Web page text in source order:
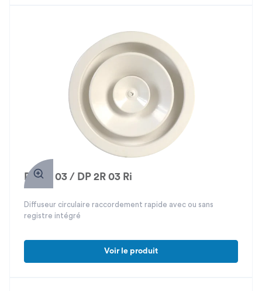
DP 2R 03 / DP 2R 03 Ri
Diffuseur circulaire raccordement rapide avec ou sans
registre intégré
Voir le produit